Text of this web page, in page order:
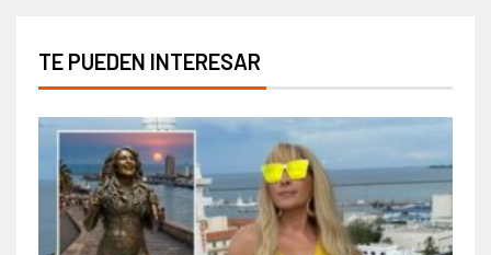
TE PUEDEN INTERESAR